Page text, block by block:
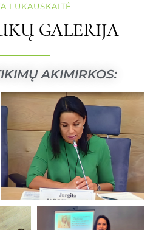
LUKAUSKAITĖ
GALERIJA
AKIMIRKOS: